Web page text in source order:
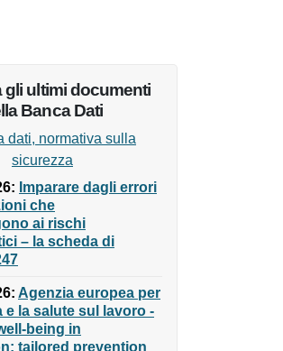
gli ultimi documenti
Banca Dati
:Imparare dagli
che
ai rischi
– la scheda di
:Agenzia europea
e la salute sul
well-being in